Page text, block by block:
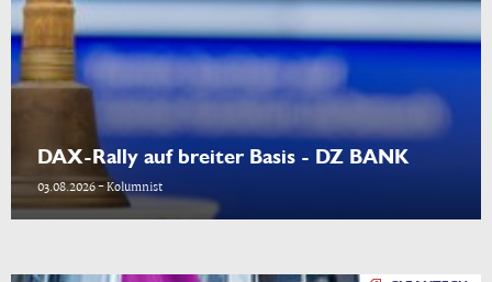
DAX-Rally auf breiter Basis - DZ BANK
03.08.2026 - Kolumnist